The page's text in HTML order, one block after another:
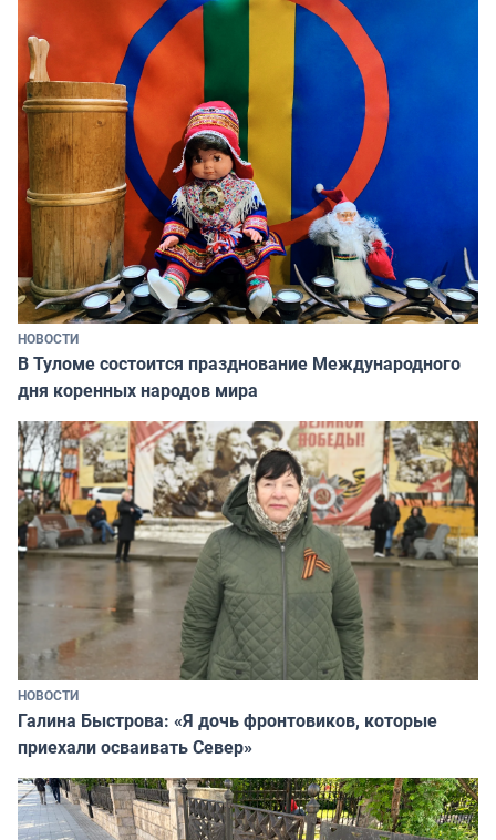
НОВОСТИ
В Туломе состоится празднование Международного
дня коренных народов мира
НОВОСТИ
Галина Быстрова: «Я дочь фронтовиков, которые
приехали осваивать Север»